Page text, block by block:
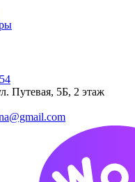
Путевая, 5Б, 2 этаж